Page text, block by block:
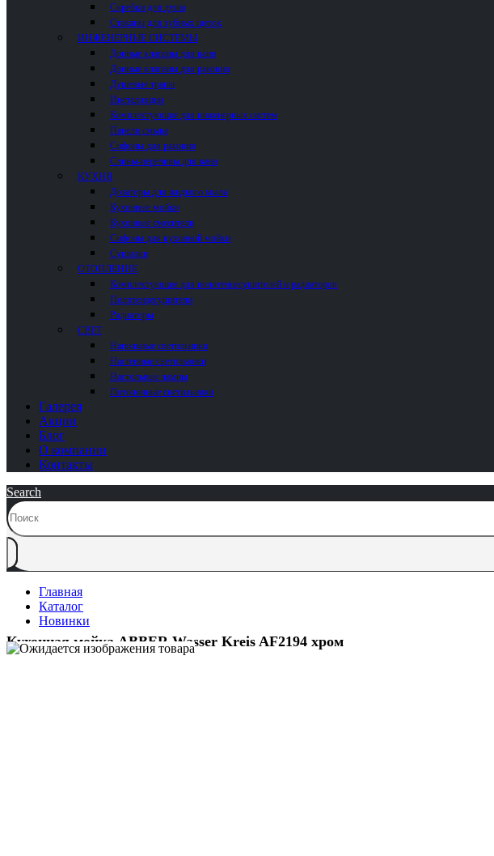
Скребки для душа
Стаканы для зубных щеток
ИНЖЕНЕРНЫЕ СИСТЕМЫ
Донные клапаны для ванн
Донные клапаны для раковин
Душевые трапы
Инсталляции
Комплектующие для инженерных систем
Панели смыва
Сифоны для раковин
Сливы-переливы для ванн
КУХНЯ
Дозаторы для жидкого мыла
Кухонные мойки
Кухонные смесители
Сифоны для кухонной мойки
Сушилки
ОТОПЛЕНИЕ
Комплектующие для полотенцесушителей и радиаторов
Полотенцесушители
Радиаторы
СВЕТ
Напольные светильники
Настенные светильники
Настольные лампы
Потолочные светильники
Галерея
Акции
Блог
О компании
Контакты
Search
Главная
Каталог
Новинки
Кухонная мойка ABBER Wasser Kreis AF2194 хром